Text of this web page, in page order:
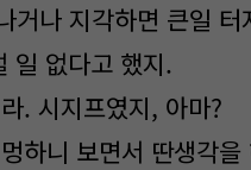
거나 지각하면 큰일 터
일 없다고 했지.
. 시지프였지, 아마?
하니 보면서 딴생각